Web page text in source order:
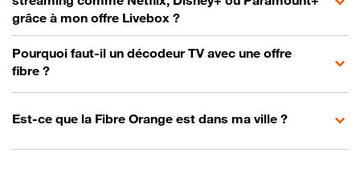
grâce à mon offre Livebox ?
Pourquoi faut-il un décodeur TV avec une offre
fibre ?
Est-ce que la Fibre Orange est dans ma ville ?